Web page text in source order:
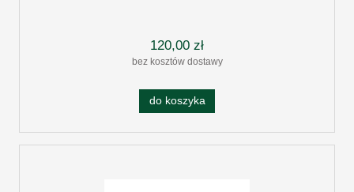
120,00 zł
bez kosztów dostawy
do koszyka